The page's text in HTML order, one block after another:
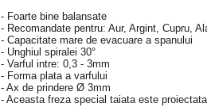
- Foarte bine balansate
- Recomandate pentru: Aur, Argint, Cupru,
- Capacitate mare de evacuare a spanului
- Unghiul spiralei 30°
- Varful intre: 0,3 - 3mm
- Forma plata a varfului
- Ax de prindere Ø 3mm
- Aceasta freza special taiata este